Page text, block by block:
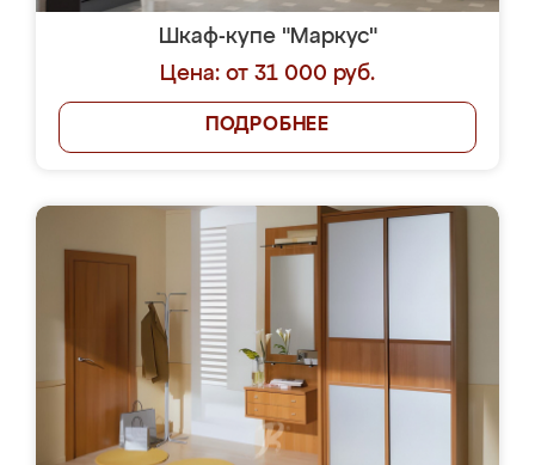
Шкаф-купе "Маркус"
Цена: от 31 000 руб.
ПОДРОБНЕЕ